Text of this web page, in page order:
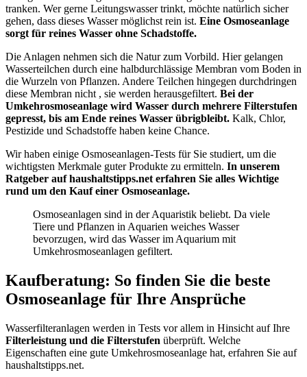
tranken. Wer gerne Leitungswasser trinkt, möchte natürlich sicher
gehen, dass dieses Wasser möglichst rein ist. Eine Osmoseanlage
sorgt für reines Wasser ohne Schadstoffe.
Die Anlagen nehmen sich die Natur zum Vorbild. Hier gelangen
Wasserteilchen durch eine halbdurchlässige Membran vom Boden in
die Wurzeln von Pflanzen. Andere Teilchen hingegen durchdringen
diese Membran nicht , sie werden herausgefiltert. Bei der
Umkehrosmoseanlage wird Wasser durch mehrere Filterstufen
gepresst, bis am Ende reines Wasser übrigbleibt. Kalk, Chlor,
Pestizide und Schadstoffe haben keine Chance.
Wir haben einige Osmoseanlagen-Tests für Sie studiert, um die
wichtigsten Merkmale guter Produkte zu ermitteln. In unserem
Ratgeber auf haushaltstipps.net erfahren Sie alles Wichtige
rund um den Kauf einer Osmoseanlage.
Osmoseanlagen sind in der Aquaristik beliebt. Da viele
Tiere und Pflanzen in Aquarien weiches Wasser
bevorzugen, wird das Wasser im Aquarium mit
Umkehrosmoseanlagen gefiltert.
Kaufberatung: So finden Sie die beste
Osmoseanlage für Ihre Ansprüche
Wasserfilteranlagen werden in Tests vor allem in Hinsicht auf Ihre
Filterleistung und die Filterstufen überprüft. Welche
Eigenschaften eine gute Umkehrosmoseanlage hat, erfahren Sie auf
haushaltstipps.net.